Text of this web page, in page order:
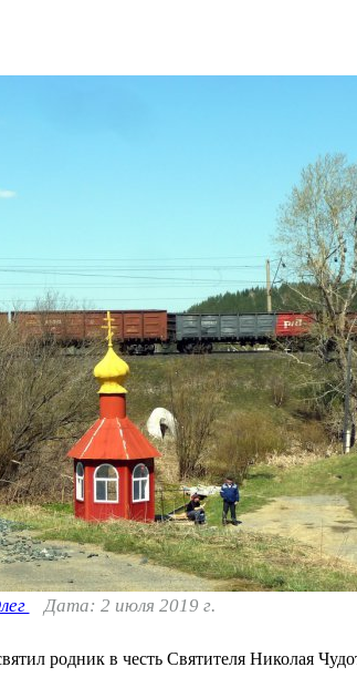
Дата: 2 июля 2019 г.
родник в честь Святителя Николая